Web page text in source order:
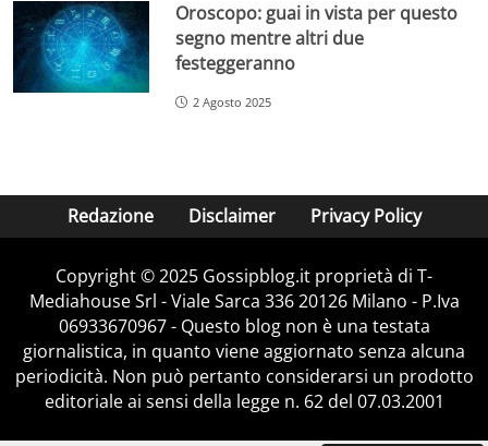
Oroscopo: guai in vista per questo
segno mentre altri due
festeggeranno
2 Agosto 2025
Redazione Disclaimer Privacy Policy
Copyright © 2025 Gossipblog.it proprietà di T-
Mediahouse Srl - Viale Sarca 336 20126 Milano - P.Iva
06933670967 - Questo blog non è una testata
giornalistica, in quanto viene aggiornato senza alcuna
periodicità. Non può pertanto considerarsi un prodotto
editoriale ai sensi della legge n. 62 del 07.03.2001